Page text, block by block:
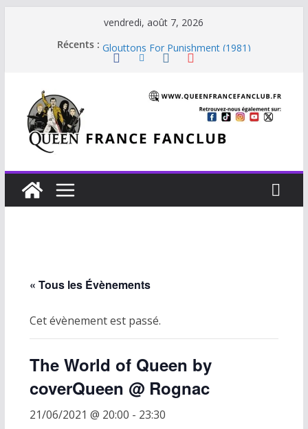
vendredi, août 7, 2026
Récents : Glouttons For Punishment (1981)
The Invisible Man
Je vis avec Freddie Mercury
« Tous les Évènements
Cet évènement est passé.
The World of Queen by
coverQueen @ Rognac
21/06/2021 @ 20:00 - 23:30